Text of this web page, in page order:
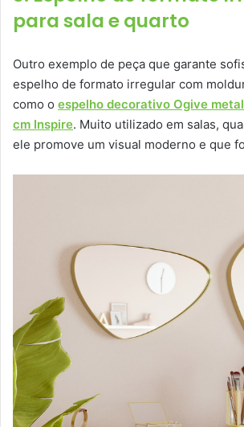
para sala e quarto
Outro exemplo de peça que garante
espelho de formato irregular com
como o espelho decorativo Ogive
cm Inspire. Muito utilizado em salas,
ele promove um visual moderno e que